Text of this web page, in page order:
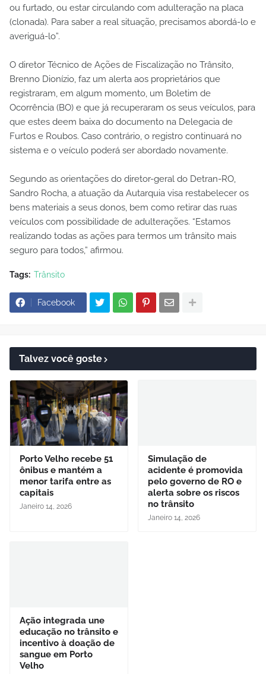
ou furtado, ou estar circulando com adulteração na placa
(clonada). Para saber a real situação, precisamos abordá-lo e
averiguá-lo”.
O diretor Técnico de Ações de Fiscalização no Trânsito,
Brenno Dionízio, faz um alerta aos proprietários que
registraram, em algum momento, um Boletim de
Ocorrência (BO) e que já recuperaram os seus veículos, para
que estes deem baixa do documento na Delegacia de
Furtos e Roubos. Caso contrário, o registro continuará no
sistema e o veículo poderá ser abordado novamente.
Segundo as orientações do diretor-geral do Detran-RO,
Sandro Rocha, a atuação da Autarquia visa restabelecer os
bens materiais a seus donos, bem como retirar das ruas
veículos com possibilidade de adulterações. “Estamos
realizando todas as ações para termos um trânsito mais
seguro para todos,” afirmou.
Tags: Trânsito
Facebook
Talvez você goste
Porto Velho recebe 51
ônibus e mantém a
menor tarifa entre as
capitais
Janeiro 14, 2026
Simulação de
acidente é promovida
pelo governo de RO e
alerta sobre os riscos
no trânsito
Janeiro 14, 2026
Ação integrada une
educação no trânsito e
incentivo à doação de
sangue em Porto
Velho